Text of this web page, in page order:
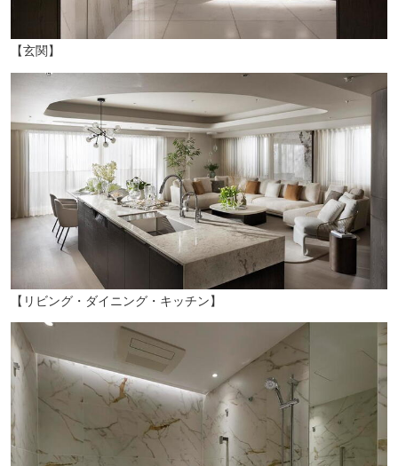
【玄関】
【リビング・ダイニング・キッチン】